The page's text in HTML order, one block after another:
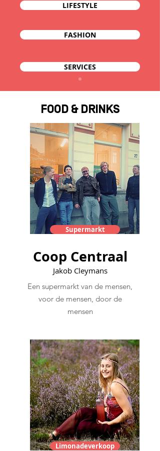
LIFESTYLE
FASHION
SERVICES
FOOD & DRINKS
Supermarkt
Coop Centraal
Jakob Cleymans
Een supermarkt van de mensen,
voor de mensen, door de
mensen
Limonadeverkoop